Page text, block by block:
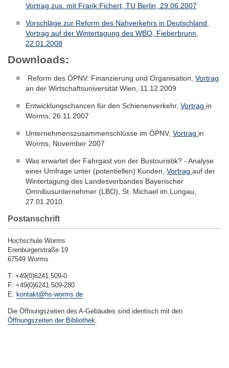
Vortrag zus. mit Frank Fichert, TU Berlin, 29.06.2007
Vorschläge zur Reform des Nahverkehrs in Deutschland,
Vortrag auf der Wintertagung des WBO, Fieberbrunn,
22.01.2008
Downloads:
Reform des ÖPNV: Finanzierung und Organisation, Vortrag
an der Wirtschaftsuniversität Wien, 11.12.2009
Entwicklungschancen für den Schienenverkehr, Vortrag in
Worms, 26.11.2007
Unternehmenszusammenschlüsse im ÖPNV, Vortrag in
Worms, November 2007
Was erwartet der Fahrgast von der Bustouristik? - Analyse
einer Umfrage unter (potentiellen) Kunden, Vortrag auf der
Wintertagung des Landesverbandes Bayerischer
Omnibusunternehmer (LBO), St. Michael im Lungau,
27.01.2010.
Postanschrift
Hochschule Worms
Erenburgerstraße 19
67549 Worms
T: +49(0)6241.509-0
F: +49(0)6241.509-280
E: kontakt@hs-worms.de
Die Öffnungszeiten des A-Gebäudes sind identisch mit den
Öffnungszeiten der Bibliothek.